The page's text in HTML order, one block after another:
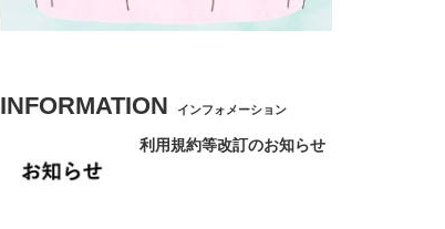
INFORMATION インフォメーション
利用規約等改訂のお知らせ